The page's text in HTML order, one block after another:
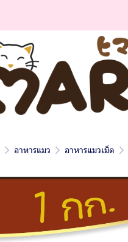
อาหารแมว อาหารแมวเม็ด